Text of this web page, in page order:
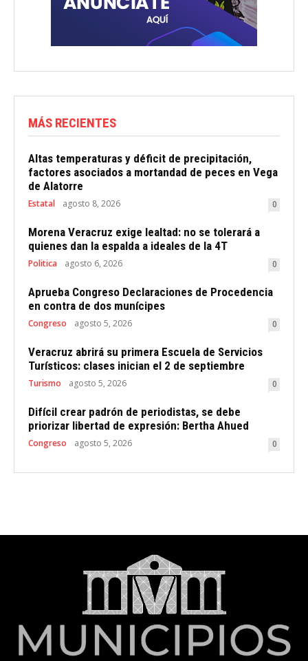
MÁS RECIENTES
Altas temperaturas y déficit de precipitación,
factores asociados a mortandad de peces en Vega
de Alatorre
Estatal agosto 8, 2026 0
Morena Veracruz exige lealtad: no se tolerará a
quienes dan la espalda a ideales de la 4T
Politica agosto 6, 2026 0
Aprueba Congreso Declaraciones de Procedencia
en contra de dos munícipes
Congreso agosto 5, 2026 0
Veracruz abrirá su primera Escuela de Servicios
Turísticos: clases inician el 2 de septiembre
Turismo agosto 5, 2026 0
Difícil crear padrón de periodistas, se debe
priorizar libertad de expresión: Bertha Ahued
Congreso agosto 5, 2026 0